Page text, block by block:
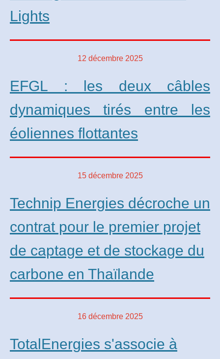
Lights
12 décembre 2025
EFGL : les deux câbles
dynamiques tirés entre les
éoliennes flottantes
15 décembre 2025
Technip Energies décroche un
contrat pour le premier projet
de captage et de stockage du
carbone en Thaïlande
16 décembre 2025
TotalEnergies s'associe à